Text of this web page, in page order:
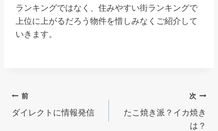
ランキングではなく、住みやすい街ランキングで
上位に上がるだろう物件を惜しみなくご紹介して
いきます。
投
稿
前
ダイレクトに情報発信
次
たこ焼き派？イカ焼き
は？